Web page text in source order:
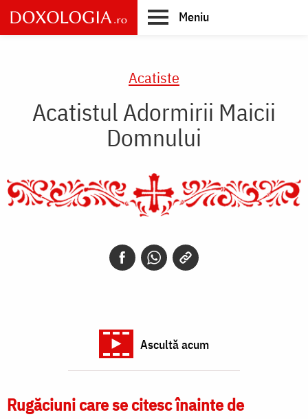
Skip
to
main
Meniu
Acatiste
Acatistul Adormirii Maicii
Domnului
Ascultă acum
Rugăciuni care se citesc înainte de